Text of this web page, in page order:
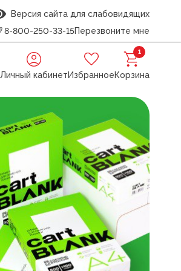
Версия сайта для слабовидящих
8-800-250-33-15Перезвоните мне
Личный кабинетИзбранное
1
Корзина